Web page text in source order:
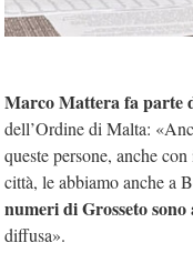
Marco Mattera fa parte
dell’Ordine di Malta:
queste persone, anche
città, le abbiamo anche a
numeri di Grosseto sono
diffusa».